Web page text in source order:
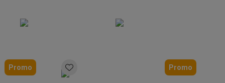
Thermometers
Promo Promo